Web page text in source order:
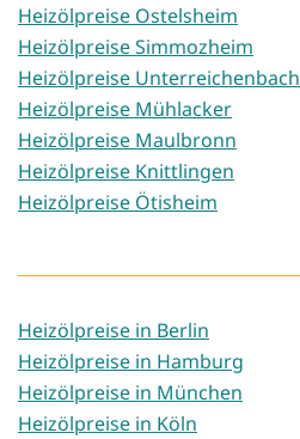
Heizölpreise Ostelsheim
Heizölpreise Simmozheim
Heizölpreise Unterreichenbach
Heizölpreise Mühlacker
Heizölpreise Maulbronn
Heizölpreise Knittlingen
Heizölpreise Ötisheim
Heizölpreise in Berlin
Heizölpreise in Hamburg
Heizölpreise in München
Heizölpreise in Köln